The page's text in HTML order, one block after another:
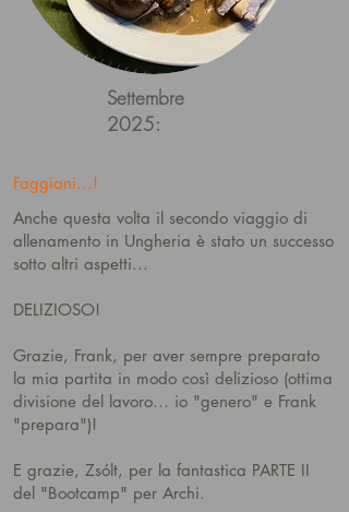
Settembre
2025:
Faggiani...!
Anche questa volta il secondo viaggio di
allenamento in Ungheria è stato un successo
sotto altri aspetti...
DELIZIOSO!
Grazie, Frank, per aver sempre preparato
la mia partita in modo così delizioso (ottima
divisione del lavoro... io "genero" e Frank
"prepara")!
E grazie, Zsólt, per la fantastica PARTE II
del "Bootcamp" per Archi.